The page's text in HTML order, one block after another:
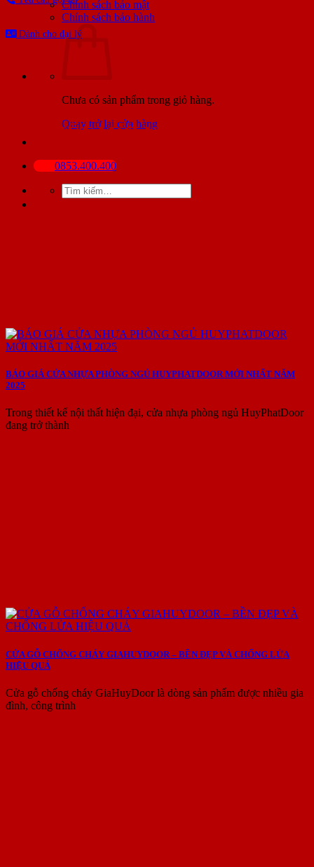
Chính sách bảo mật
Chính sách bảo hành
Chưa có sản phẩm trong giỏ hàng.
Quay trở lại cửa hàng
0853.400.400
Tìm
kiếm:
Dành cho đại lý
BÀI VIẾT MỚI NHẤT
BÁO GIÁ CỬA NHỰA PHÒNG NGỦ HUYPHATDOOR MỚI NHẤT NĂM
2025
Trong thiết kế nội thất hiện đại, cửa nhựa phòng ngủ HuyPhatDoor
đang trở thành
CỬA GỖ CHỐNG CHÁY GIAHUYDOOR – BỀN ĐẸP VÀ CHỐNG LỬA
HIỆU QUẢ
Cửa gỗ chống cháy GiaHuyDoor là dòng sản phẩm được nhiều gia
đình, công trình